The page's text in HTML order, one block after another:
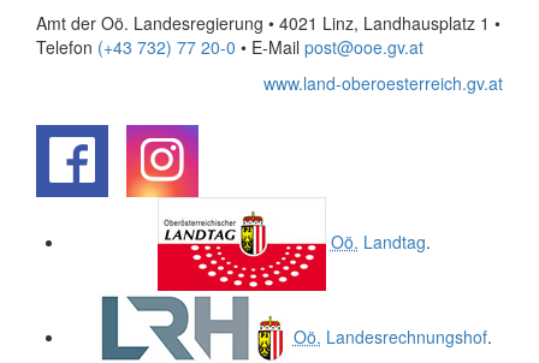
Amt der Oö. Landesregierung • 4021 Linz, Landhausplatz 1 •
Telefon (+43 732) 77 20-0 • E-Mail post@ooe.gv.at
www.land-oberoesterreich.gv.at
Oö. Landtag.
Oö. Landesrechnungshof.